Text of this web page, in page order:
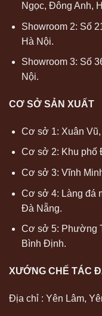
Ngọc, Đông Anh,
Showroom 2: Số
Hà Nội.
Showroom 3: Số
Nội.
CƠ SỞ SẢN XUẤT
Cơ sở 1: Xuân
Cơ sở 2: Khu phố
Cơ sở 3: Vĩnh
Cơ sở 4: Làng đá
Đà Nẵng.
Cơ sở 5: Phường
Bình Định.
XƯỚNG CHẾ TÁC
Địa chỉ : Yên Lâm,